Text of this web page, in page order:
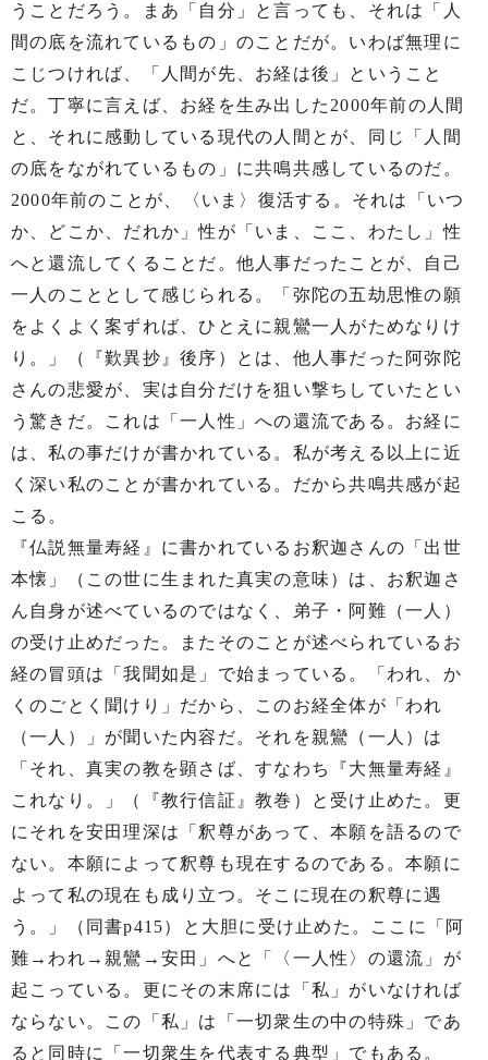
うことだろう。まあ「自分」と言っても、それは「人
間の底を流れているもの」のことだが。いわば無理に
こじつければ、「人間が先、お経は後」ということ
だ。丁寧に言えば、お経を生み出した2000年前の人間
と、それに感動している現代の人間とが、同じ「人間
の底をながれているもの」に共鳴共感しているのだ。
2000年前のことが、〈いま〉復活する。それは「いつ
か、どこか、だれか」性が「いま、ここ、わたし」性
へと還流してくることだ。他人事だったことが、自己
一人のこととして感じられる。「弥陀の五劫思惟の願
をよくよく案ずれば、ひとえに親鸞一人がためなりけ
り。」（『歎異抄』後序）とは、他人事だった阿弥陀
さんの悲愛が、実は自分だけを狙い撃ちしていたとい
う驚きだ。これは「一人性」への還流である。お経に
は、私の事だけが書かれている。私が考える以上に近
く深い私のことが書かれている。だから共鳴共感が起
こる。
『仏説無量寿経』に書かれているお釈迦さんの「出世
本懐」（この世に生まれた真実の意味）は、お釈迦さ
ん自身が述べているのではなく、弟子・阿難（一人）
の受け止めだった。またそのことが述べられているお
経の冒頭は「我聞如是」で始まっている。「われ、か
くのごとく聞けり」だから、このお経全体が「われ
（一人）」が聞いた内容だ。それを親鸞（一人）は
「それ、真実の教を顕さば、すなわち『大無量寿経』
これなり。」（『教行信証』教巻）と受け止めた。更
にそれを安田理深は「釈尊があって、本願を語るので
ない。本願によって釈尊も現在するのである。本願に
よって私の現在も成り立つ。そこに現在の釈尊に遇
う。」（同書p415）と大胆に受け止めた。ここに「阿
難→われ→親鸞→安田」へと「〈一人性〉の還流」が
起こっている。更にその末席には「私」がいなければ
ならない。この「私」は「一切衆生の中の特殊」であ
ると同時に「一切衆生を代表する典型」でもある。